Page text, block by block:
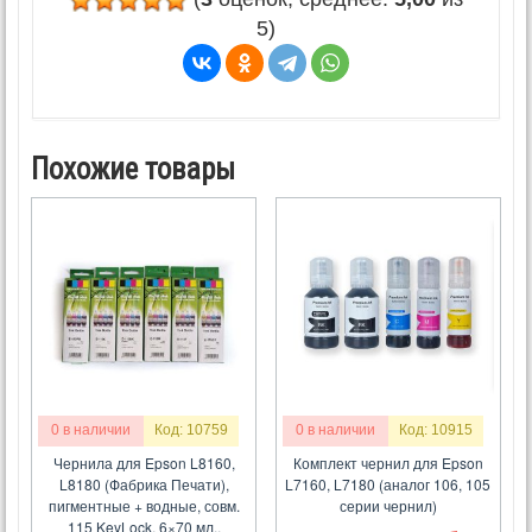
5)
Похожие товары
0 в наличии Код: 10759
Чернила для Epson L8160,
L8180 (Фабрика Печати),
пигментные + водные, совм.
115 KeyLock, 6×70 мл.,
0 в наличии Код: 10915
Комплект чернил для Epson
L7160, L7180 (аналог 106, 105
серии чернил)